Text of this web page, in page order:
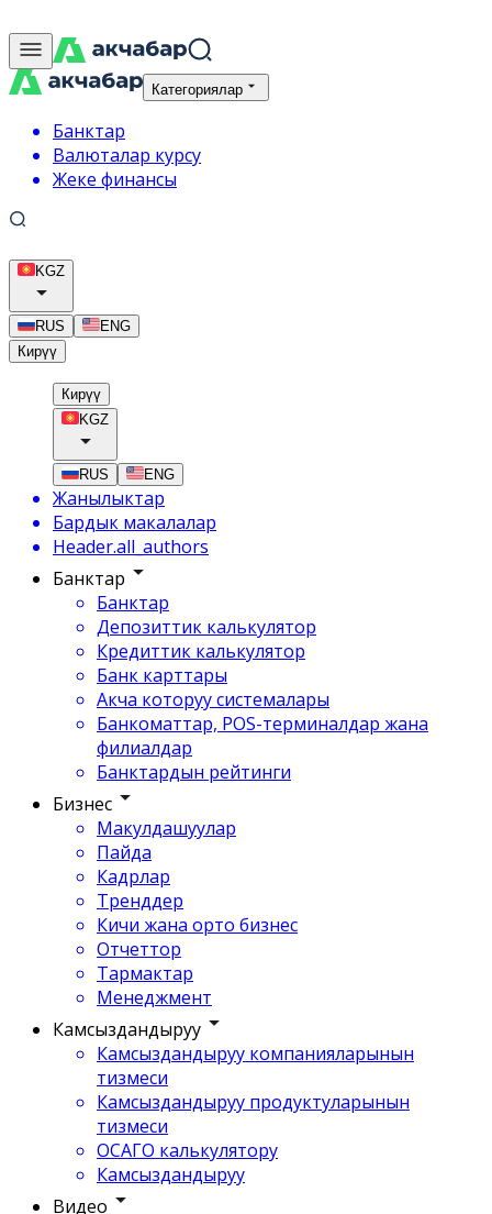
Категориялар
Банктар
Валюталар курсу
Жеке финансы
KGZ
RUS
ENG
Кирүү
Кирүү
KGZ
RUS ENG
Жанылыктар
Бардык макалалар
Header.all_authors
Банктар
Банктар
Депозиттик калькулятор
Кредиттик калькулятор
Банк карттары
Акча которуу системалары
Банкоматтар, POS-терминалдар жана
филиалдар
Банктардын рейтинги
Бизнес
Макулдашуулар
Пайда
Кадрлар
Тренддер
Кичи жана орто бизнес
Отчеттор
Тармактар
Менеджмент
Камсыздандыруу
Камсыздандыруу компанияларынын
тизмеси
Камсыздандыруу продуктуларынын
тизмеси
ОСАГО калькулятору
Камсыздандыруу
Видео